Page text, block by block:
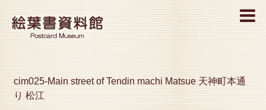
MENU
cim025-Main street of Tendin machi Matsue 天神町本通
り 松江